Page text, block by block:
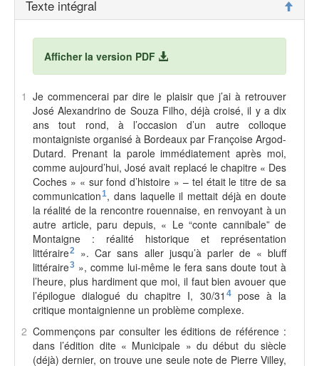
Texte intégral
Afficher la version PDF
1 Je commencerai par dire le plaisir que j’ai à retrouver
José Alexandrino de Souza Filho, déjà croisé, il y a dix
ans tout rond, à l’occasion d’un autre colloque
montaigniste organisé à Bordeaux par Françoise Argod-
Dutard. Prenant la parole immédiatement après moi,
comme aujourd’hui, José avait replacé le chapitre « Des
Coches » « sur fond d’histoire » – tel était le titre de sa
communication1, dans laquelle il mettait déjà en doute
la réalité de la rencontre rouennaise, en renvoyant à un
autre article, paru depuis, « Le “conte cannibale” de
Montaigne : réalité historique et représentation
littéraire2
». Car sans aller jusqu’à parler de « bluff
littéraire3 », comme lui-même le fera sans doute tout à
l’heure, plus hardiment que moi, il faut bien avouer que
l’épilogue dialogué du chapitre I, 30/31 4pose à la
critique montaignienne un problème complexe.
2 Commençons par consulter les éditions de référence :
dans l’édition dite « Municipale » du début du siècle
(déjà) dernier, on trouve une seule note de Pierre Villey,